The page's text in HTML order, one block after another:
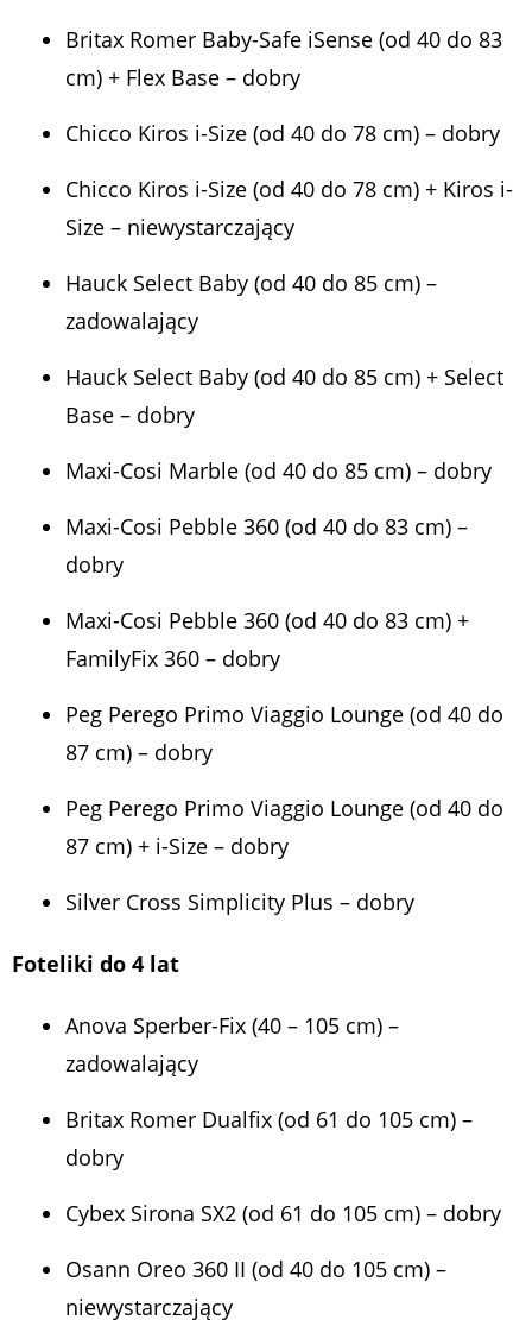
Britax Romer Baby-Safe iSense (od 40 do 83
cm) + Flex Base – dobry
Chicco Kiros i-Size (od 40 do 78 cm) – dobry
Chicco Kiros i-Size (od 40 do 78 cm) + Kiros i-
Size – niewystarczający
Hauck Select Baby (od 40 do 85 cm) –
zadowalający
Hauck Select Baby (od 40 do 85 cm) + Select
Base – dobry
Maxi-Cosi Marble (od 40 do 85 cm) – dobry
Maxi-Cosi Pebble 360 (od 40 do 83 cm) –
dobry
Maxi-Cosi Pebble 360 (od 40 do 83 cm) +
FamilyFix 360 – dobry
Peg Perego Primo Viaggio Lounge (od 40 do
87 cm) – dobry
Peg Perego Primo Viaggio Lounge (od 40 do
87 cm) + i-Size – dobry
Silver Cross Simplicity Plus – dobry
Foteliki do 4 lat
Anova Sperber-Fix (40 – 105 cm) –
zadowalający
Britax Romer Dualfix (od 61 do 105 cm) –
dobry
Cybex Sirona SX2 (od 61 do 105 cm) – dobry
Osann Oreo 360 II (od 40 do 105 cm) –
niewystarczający